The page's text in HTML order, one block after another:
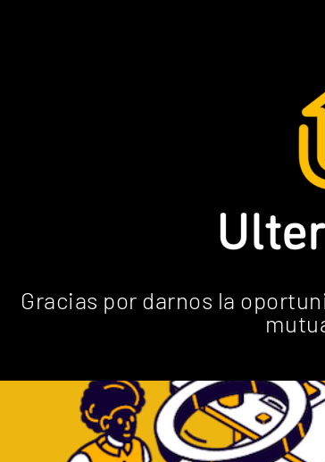
Gracias por darnos la